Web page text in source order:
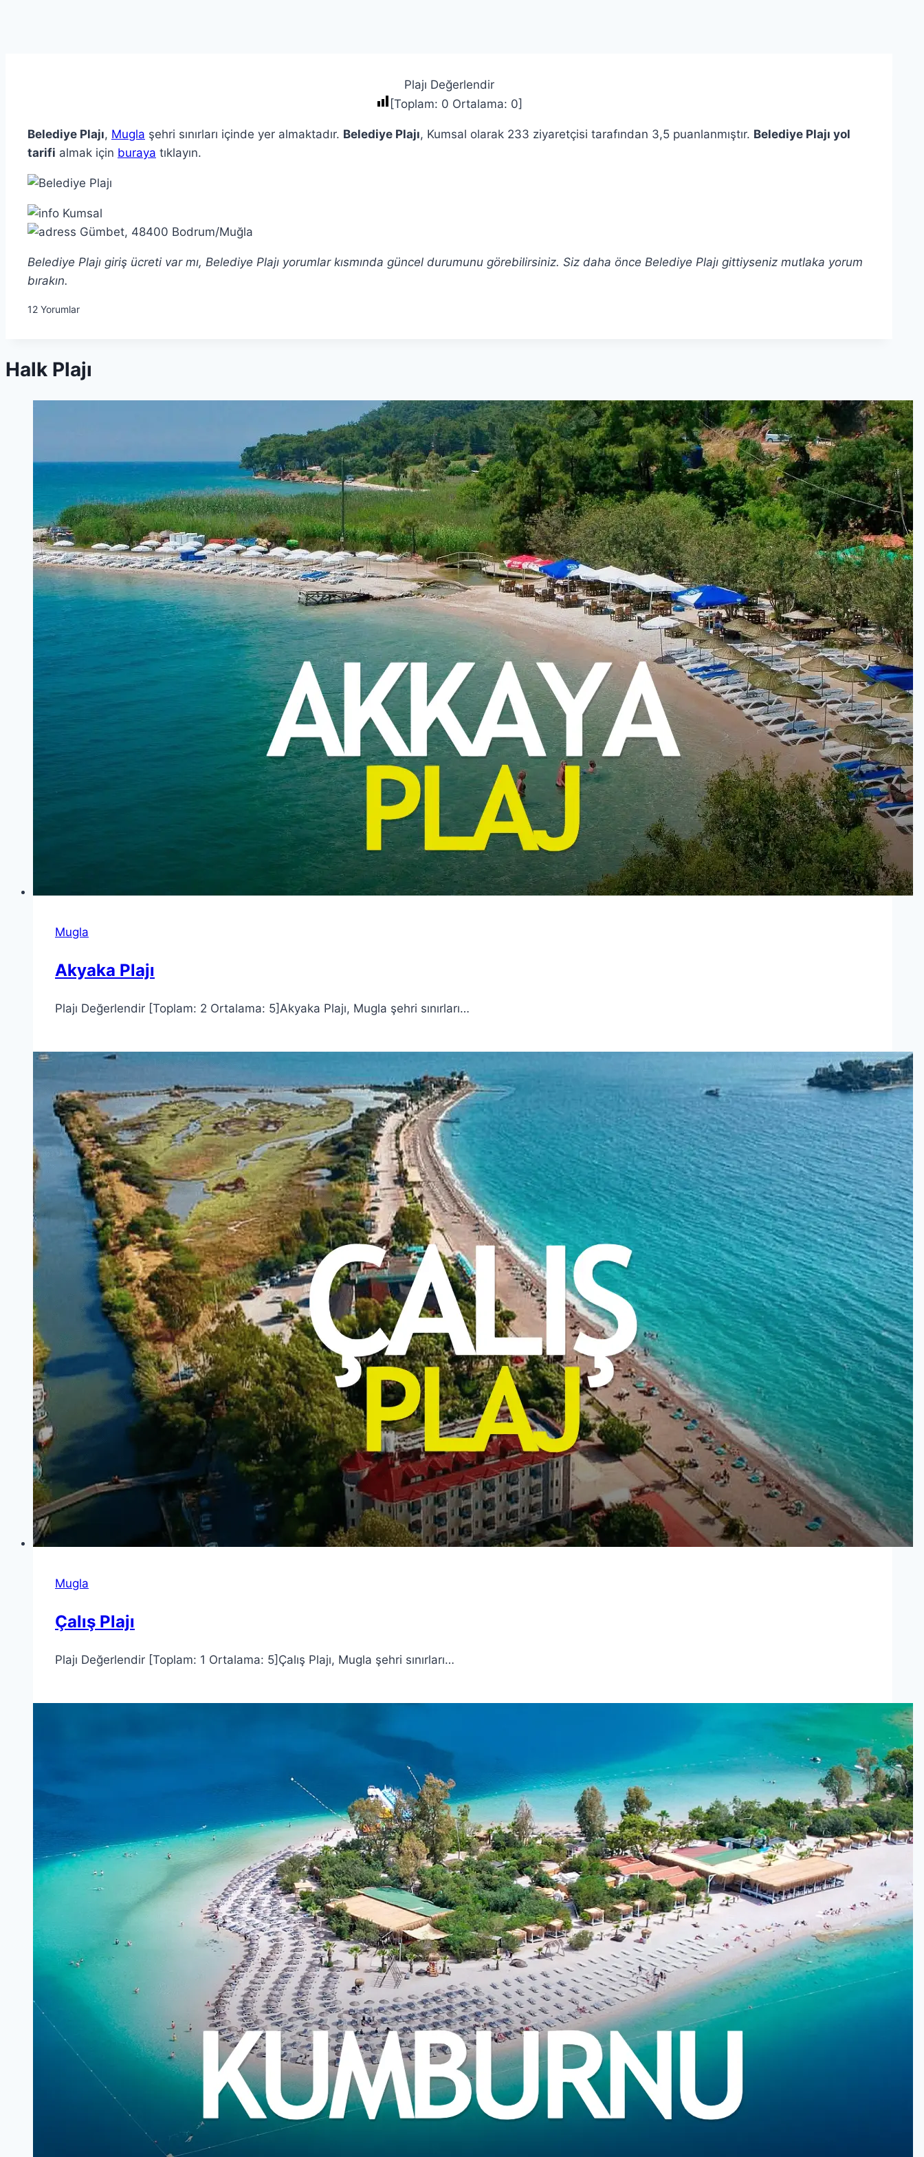
Plajı Değerlendir
[Toplam: 0 Ortalama: 0]
Belediye Plajı, Mugla şehri sınırları içinde yer almaktadır. Belediye Plajı, Kumsal olarak 233 ziyaretçisi tarafından 3,5 puanlanmıştır. Belediye Plajı yol
tarifi almak için buraya tıklayın.
Kumsal
Gümbet, 48400 Bodrum/Muğla
Belediye Plajı giriş ücreti var mı, Belediye Plajı yorumlar kısmında güncel durumunu görebilirsiniz. Siz daha önce Belediye Plajı gittiyseniz mutlaka yorum
bırakın.
12 Yorumlar
Halk Plajı
Mugla
Akyaka Plajı
Plajı Değerlendir [Toplam: 2 Ortalama: 5]Akyaka Plajı, Mugla şehri sınırları…
Mugla
Çalış Plajı
Plajı Değerlendir [Toplam: 1 Ortalama: 5]Çalış Plajı, Mugla şehri sınırları…